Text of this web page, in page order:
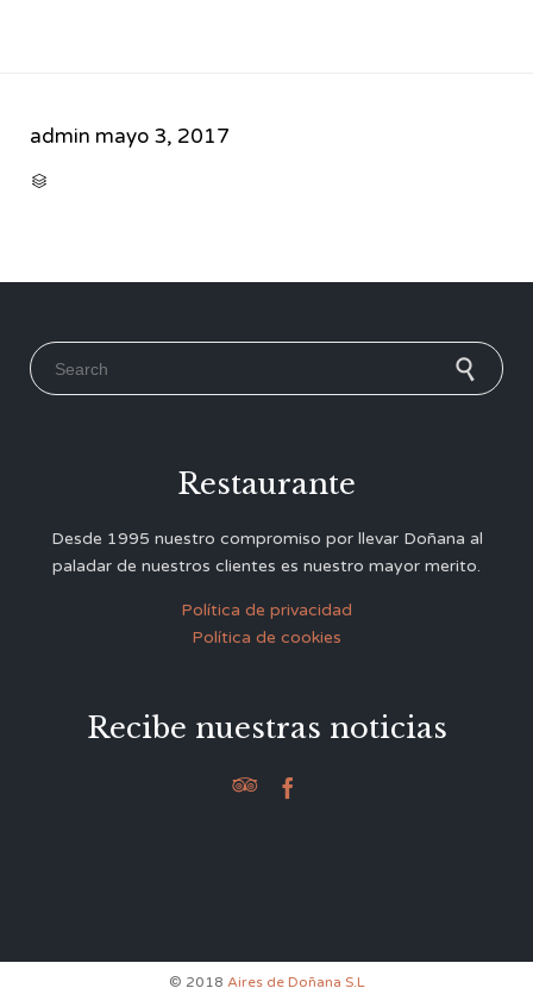
admin mayo 3, 2017

Search for:
Restaurante
Desde 1995 nuestro compromiso por llevar Doñana al
paladar de nuestros clientes es nuestro mayor merito.
Política de privacidad
Política de cookies
Recibe nuestras noticias
 
© 2018 Aires de Doñana S.L